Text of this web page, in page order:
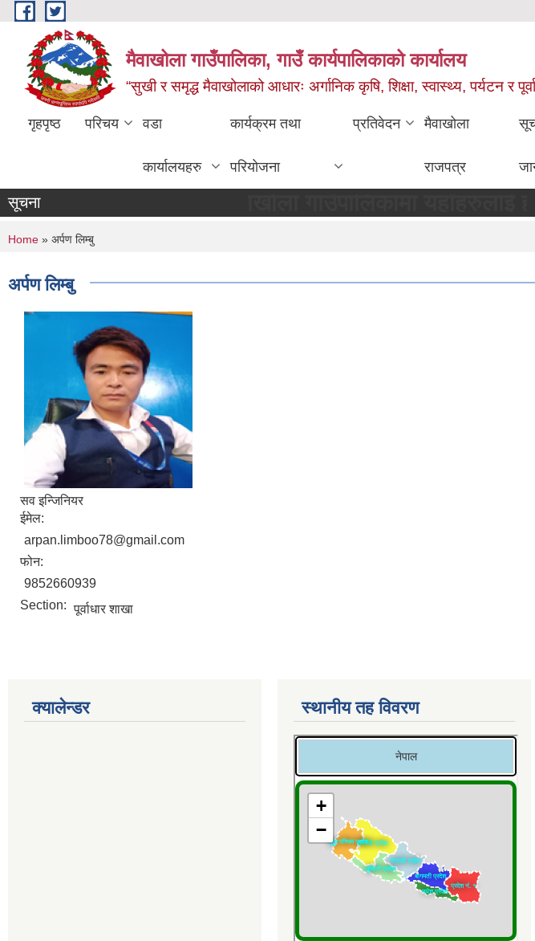
Skip to main content
मैवाखोला गाउँपालिका, गाउँ कार्यपालिकाको कार्यालय
“सुखी र समृद्ध मैवाखोलाको आधारः अर्गानिक कृषि, शिक्षा, स्वास्थ्य, पर्यटन र
गृहपृष्ठ परिचय वडा
कार्यालयहरु
कार्यक्रम तथा
परियोजना
प्रतिवेदन मैवाखोला
राजपत्र
सूचना
You are here
Home » अर्पण लिम्बु
अर्पण लिम्बु
सव इन्जिनियर
ईमेल:
arpan.limboo78@gmail.com
फोन:
9852660939
Section: पूर्वाधार शाखा
क्यालेन्डर स्थानीय तह विवरण